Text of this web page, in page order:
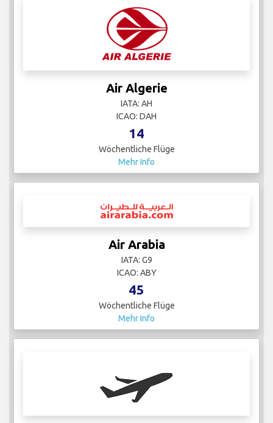
Air Algerie
IATA: AH
ICAO: DAH
14
Wöchentliche Flüge
Mehr Info
Air Arabia
IATA: G9
ICAO: ABY
45
Wöchentliche Flüge
Mehr Info